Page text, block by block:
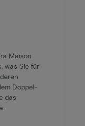
Maison
was Sie für
Doppel-
das